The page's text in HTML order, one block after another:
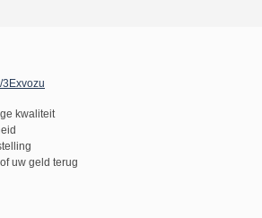
3Exvozu
kwaliteit
uw geld terug